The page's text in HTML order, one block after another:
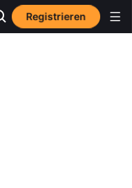
Registrieren